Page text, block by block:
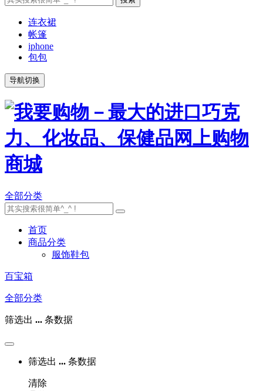
连衣裙
帐篷
iphone
包包
导航切换
全部分类
首页
商品分类
服饰鞋包
百宝箱
全部分类
筛选出 ... 条数据
筛选出 ... 条数据
清除